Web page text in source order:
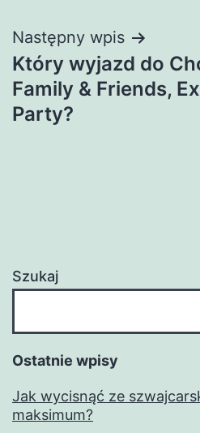
Następny wpis
Który wyjazd do
Family & Friends,
Party?
Szukaj
Ostatnie wpisy
Jak wycisnąć ze
maksimum?